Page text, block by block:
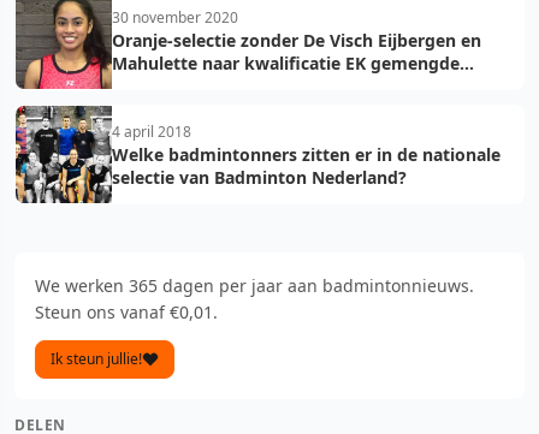
30 november 2020
Oranje-selectie zonder De Visch Eijbergen en
Mahulette naar kwalificatie EK gemengde
4 april 2018
Welke badmintonners zitten er in de nationale
selectie van Badminton Nederland?
We werken 365 dagen per jaar aan badmintonnieuws.
Steun ons vanaf €0,01.
Ik steun jullie!
DELEN